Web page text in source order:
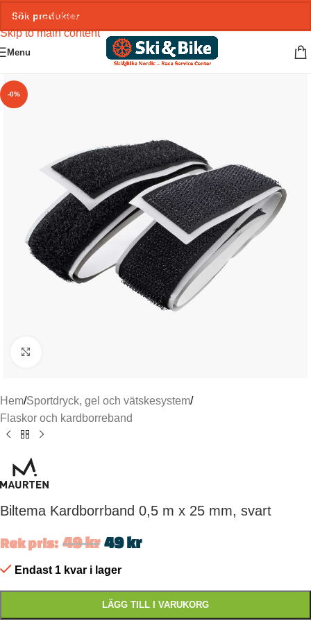
Skip to navigation
Skip to main content
Menu
-0%
Hem/Sportdryck, gel och vätskesystem/
Flaskor och kardborreband
Biltema Kardborrband 0,5 m x 25 mm, svart
Rek pris: 49kr 49kr
Endast 1 kvar i lager
LÄGG TILL I VARUKORG